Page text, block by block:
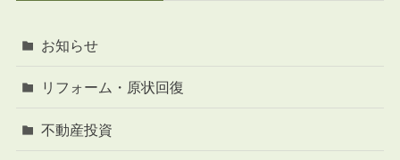
お知らせ
リフォーム・原状回復
不動産投資